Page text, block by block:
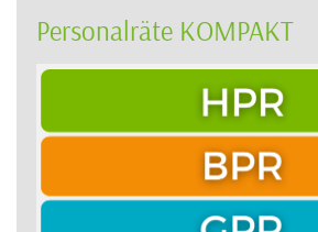
Personalräte KOMPAKT